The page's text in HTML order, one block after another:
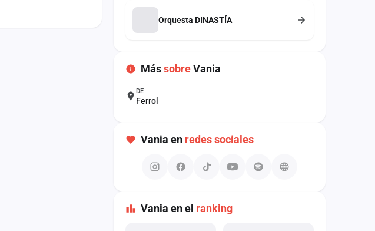
Orquesta DINASTÍA
MássobreVania
DE
Ferrol
Vania en redes sociales
Vania en el ranking